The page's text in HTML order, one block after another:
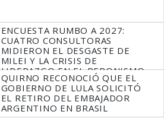
ENCUESTA RUMBO A 2027:
CUATRO CONSULTORAS
MIDIERON EL DESGASTE DE
MILEI Y LA CRISIS DE
LIDERAZGO EN EL PERONISMO
QUIRNO RECONOCIÓ QUE EL
GOBIERNO DE LULA SOLICITÓ
EL RETIRO DEL EMBAJADOR
ARGENTINO EN BRASIL